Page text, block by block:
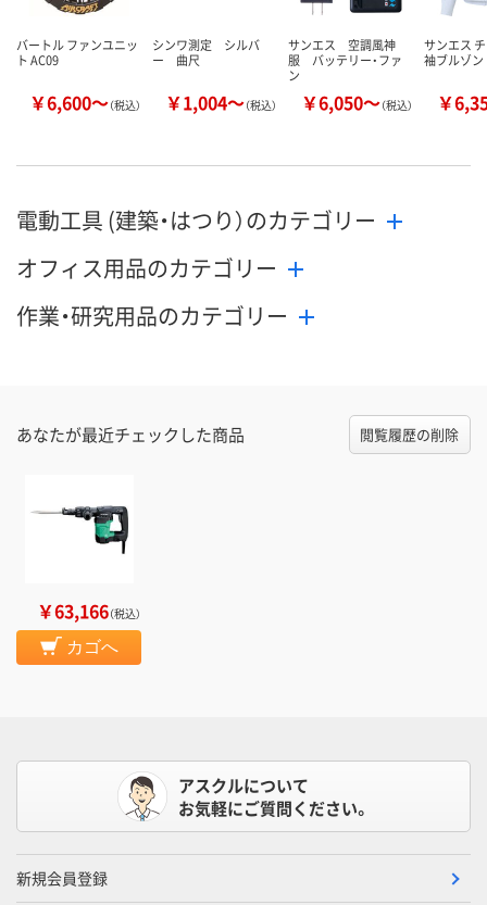
バートル ファンユニッ
ト AC09
￥6,600～（税込）
シンワ測定 シルバ
ー 曲尺
￥1,004～（税込）
サンエス 空調風神
服 バッテリー・ファ
ン
￥6,050～（税込）
サンエス
袖ブルゾン
￥
電動工具 (建築・はつり）のカテゴリー
オフィス用品のカテゴリー
作業・研究用品のカテゴリー
あなたが最近チェックした商品 閲覧履歴の削除
￥63,166（税込）
カゴへ
アスクルについて
お気軽にご質問ください。
新規会員登録